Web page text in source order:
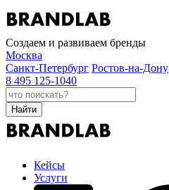
Создаем и развиваем бренды
Москва
Санкт-Петербург Ростов-на-Дону
8 495 125-1040
Найти
Кейсы
Услуги